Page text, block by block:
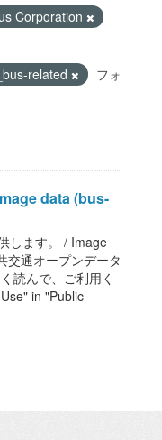
Corporation
related
フォ
data (bus-
します。 / Image
交通オープンデータ
読んで、ご利用く
in "Public